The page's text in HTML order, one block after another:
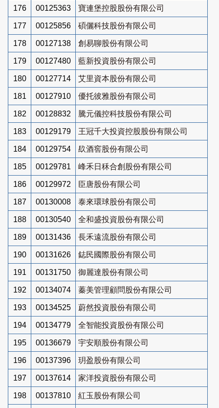
176 00125363 寶連堡控股股份有限公司
177 00125856 碩儷科技股份有限公司
178 00127138 創易聊股份有限公司
179 00127480 藍新投資股份有限公司
180 00127714 艾里資本股份有限公司
181 00127910 優托彼雅股份有限公司
182 00128832 騰元儀控科技股份有限公司
183 00129179 王冠千大投資控股股份有限公司
184 00129754 镹酒窖股份有限公司
185 00129781 峰禾日秝合創股份有限公司
186 00129972 臣唐股份有限公司
187 00130008 泰來環球股份有限公司
188 00130540 全和盛投資股份有限公司
189 00131436 長禾遠流股份有限公司
190 00131626 鋕民國際股份有限公司
191 00131750 御麗達股份有限公司
192 00134074 蓁美管理顧問股份有限公司
193 00134525 蔚然投資股份有限公司
194 00134779 全智能投資股份有限公司
195 00136679 宇安順股份有限公司
196 00137396 玥盈股份有限公司
197 00137614 家洋投資股份有限公司
198 00137810 紅玉股份有限公司